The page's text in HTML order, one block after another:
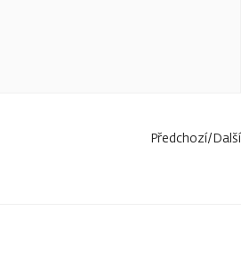
Předchozí/Další